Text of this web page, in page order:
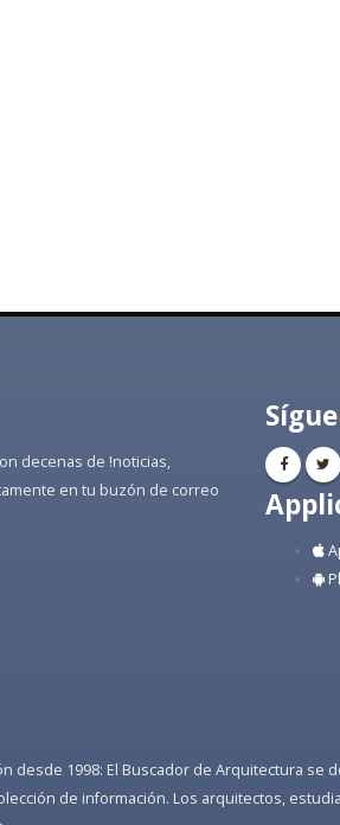
decenas de !noticias,
en tu buzón de correo
1998: El Buscador de Arquitectura se
de información. Los arquitectos,